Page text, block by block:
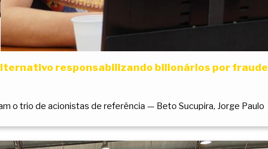
responsabilizando bilionários por fraude
o trio de acionistas de referência — Beto Sucupira, Jorge Paulo